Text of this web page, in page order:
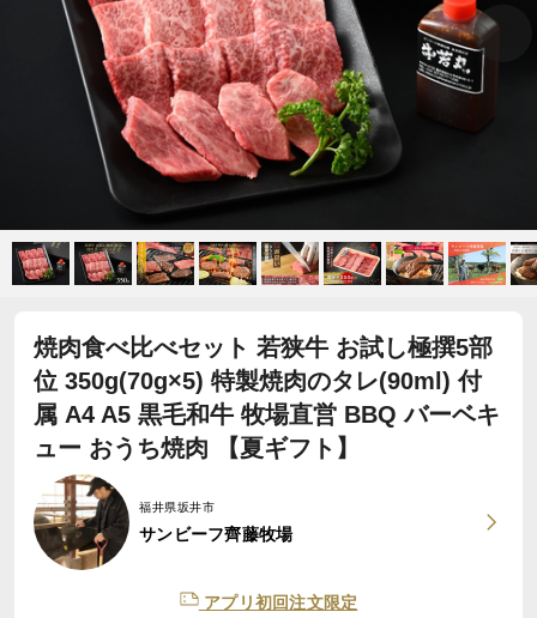
焼肉食べ比べセット 若狭牛 お試し極撰5部
位 350g(70g×5) 特製焼肉のタレ(90ml) 付
属 A4 A5 黒毛和牛 牧場直営 BBQ バーベキ
ュー おうち焼肉 【夏ギフト】
福井県坂井市
サンビーフ齊藤牧場
アプリ初回注文限定